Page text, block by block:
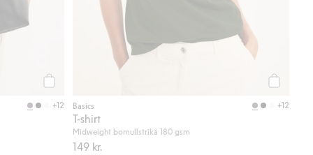
+12 Basics +12
T-shirt
Midweight bomullstrikå 180 gsm
149 kr.